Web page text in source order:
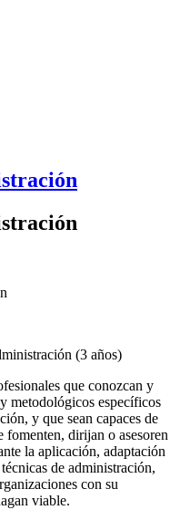
(3 años)
que conozcan y
metodológicos específicos
y que sean capaces de
dirijan o asesoren
la aplicación, adaptación
de administración,
con su
viable.